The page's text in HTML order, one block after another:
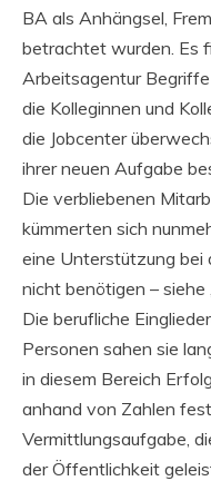
BA als Anhängsel,
betrachtet wurden. Es
Arbeitsagentur Begriffe
die Kolleginnen und
die Jobcenter
ihrer neuen Aufgabe
Die verbliebenen
kümmerten sich
eine Unterstützung bei
nicht benötigen – siehe
Die berufliche
Personen sahen sie
in diesem Bereich
anhand von Zahlen
Vermittlungsaufgabe,
der Öffentlichkeit